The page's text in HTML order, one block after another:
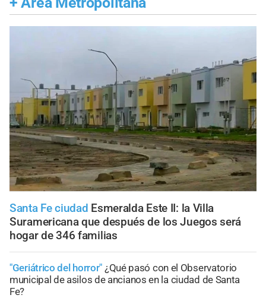
Santa Fe ciudad Esmeralda Este II: la Villa
Suramericana que después de los Juegos será
hogar de 346 familias
"Geriátrico del horror" ¿Qué pasó con el Observatorio
municipal de asilos de ancianos en la ciudad de Santa
Fe?